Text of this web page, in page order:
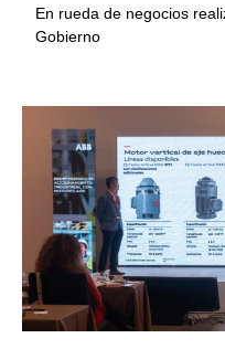
En rueda de negocios
Gobierno